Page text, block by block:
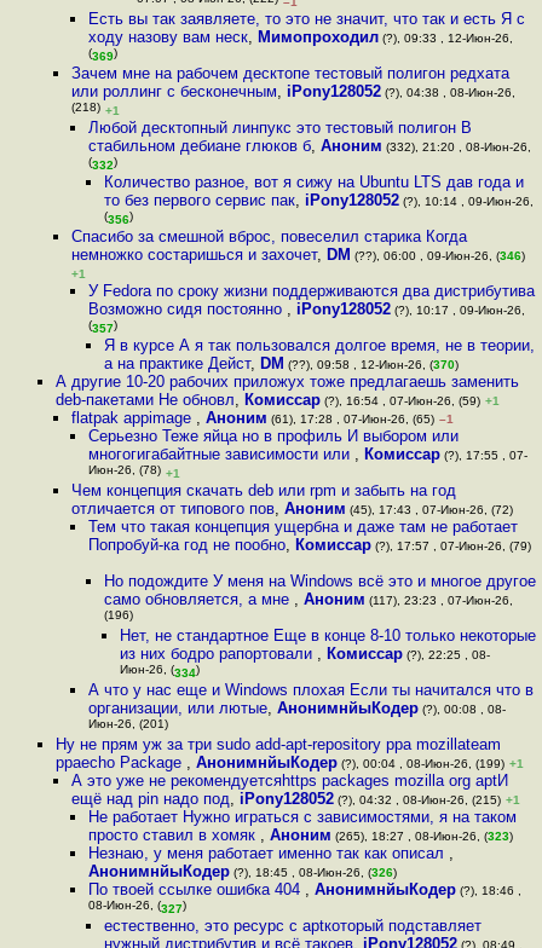
Есть вы так заявляете, то это не значит, что так и есть Я с
ходу назову вам неск, Мимопроходил(?), 09:33 , 12-Июн-26,
(369)
Зачем мне на рабочем десктопе тестовый полигон редхата
или роллинг с бесконечным, iPony128052 (?), 04:38 , 08-Июн-26,
(218) +1
Любой десктопный линпукс это тестовый полигон В
стабильном дебиане глюков б, Аноним (332), 21:20 , 08-Июн-26,
(332)
Количество разное, вот я сижу на Ubuntu LTS дав года и
то без первого сервис пак, iPony128052(?), 10:14 , 09-Июн-26,
(356)
Спасибо за смешной вброс, повеселил старика Когда
немножко состаришься и захочет, DM (??), 06:00 , 09-Июн-26, (346)
+1
У Fedora по сроку жизни поддерживаются два дистрибутива
Возможно сидя постоянно , iPony128052(?), 10:17 , 09-Июн-26,
(357)
Я в курсе А я так пользовался долгое время, не в теории,
а на практике Дейст, DM (??), 09:58 , 12-Июн-26, (370)
А другие 10-20 рабочих приложух тоже предлагаешь заменить
deb-пакетами Не обновл, Комиссар(?), 16:54 , 07-Июн-26, (59) +1
flatpak appimage ,Аноним (61), 17:28 , 07-Июн-26, (65) –1
Серьезно Теже яйца но в профиль И выбором или
многогигабайтные зависимости или , Комиссар(?), 17:55 , 07-
Июн-26, (78) +1
Чем концепция скачать deb или rpm и забыть на год
отличается от типового пов,Аноним (45), 17:43 , 07-Июн-26, (72)
Тем что такая концепция ущербна и даже там не работает
Попробуй-ка год не пообно, Комиссар(?), 17:57 , 07-Июн-26, (79)
Но подождите У меня на Windows всё это и многое другое
само обновляется, а мне , Аноним (117), 23:23 , 07-Июн-26,
(196)
Нет, не стандартное Еще в конце 8-10 только некоторые
из них бодро рапортовали , Комиссар (?), 22:25 , 08-
Июн-26, (334)
А что у нас еще и Windows плохая Если ты начитался что в
организации, или лютые, АнонимнйыКодер(?), 00:08 , 08-
Июн-26, (201)
Ну не прям уж за три sudo add-apt-repository ppa mozillateam
ppaecho Package , АнонимнйыКодер(?), 00:04 , 08-Июн-26, (199) +1
А это уже не рекомендуетсяhttps packages mozilla org aptИ
ещё над pin надо под, iPony128052 (?), 04:32 , 08-Июн-26, (215) +1
Не работает Нужно играться с зависимостями, я на таком
просто ставил в хомяк , Аноним (265), 18:27 , 08-Июн-26, (323)
Незнаю, у меня работает именно так как описал ,
АнонимнйыКодер(?), 18:45 , 08-Июн-26, (326)
По твоей ссылке ошибка 404 , АнонимнйыКодер(?), 18:46 ,
08-Июн-26, (327)
естественно, это ресурс с aptкоторый подставляет
нужный дистрибутив и всё такоев, iPony128052(?), 08:49 ,